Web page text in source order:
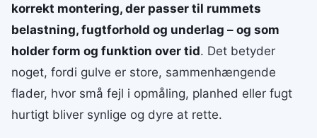
korrekt montering, der passer til rummets
belastning, fugtforhold og underlag – og som
holder form og funktion over tid. Det betyder
noget, fordi gulve er store, sammenhængende
flader, hvor små fejl i opmåling, planhed eller fugt
hurtigt bliver synlige og dyre at rette.